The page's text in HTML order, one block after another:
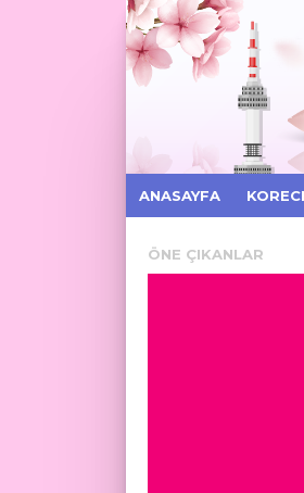
ANASAYFA
ÖNE ÇIKANLAR